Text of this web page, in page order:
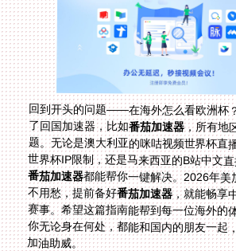
回到开头的问题——在海外怎么看欧洲杯
了回国加速器，比如番茄加速器，所有地
题。无论是澳大利亚的
世界杯IP限制，还是马来西亚的B站中文
番茄加速器都能帮你一键解决。2026年美
不用愁，提前备好番茄加速器，就能畅享
赛事。希望这篇指南能帮
你无论身在何处，都能和
加油助威。